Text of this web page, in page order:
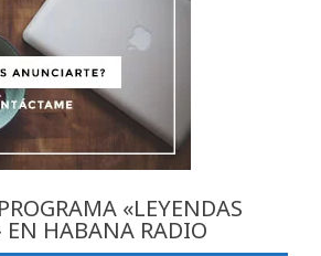
«LEYENDAS
EN HABANA RADIO